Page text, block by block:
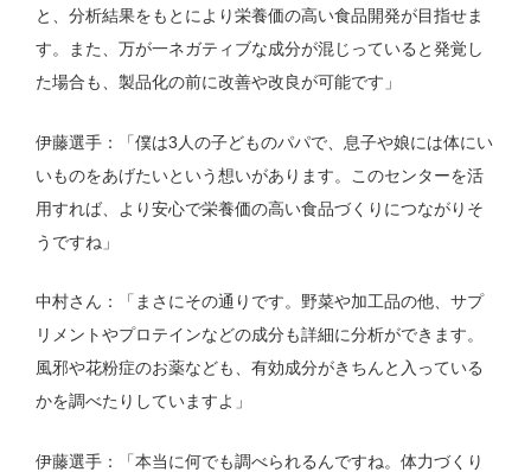
と、分析結果をもとにより栄養価の高い食品開発が目指せま
す。また、万が一ネガティブな成分が混じっていると発覚し
た場合も、製品化の前に改善や改良が可能です」
伊藤選手：「僕は3人の子どものパパで、息子や娘には体にい
いものをあげたいという想いがあります。このセンターを活
用すれば、より安心で栄養価の高い食品づくりにつながりそ
うですね」
中村さん：「まさにその通りです。野菜や加工品の他、サプ
リメントやプロテインなどの成分も詳細に分析ができます。
風邪や花粉症のお薬なども、有効成分がきちんと入っている
かを調べたりしていますよ」
伊藤選手：「本当に何でも調べられるんですね。体力づくり